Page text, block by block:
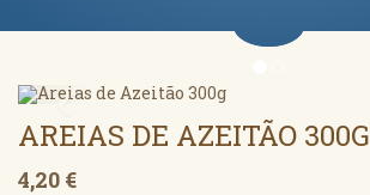
Anterior
AREIAS DE AZEITÃO 300G
4,20 €